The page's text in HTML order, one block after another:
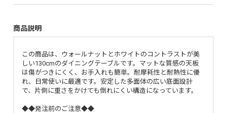
商品説明
この商品は、ウォールナットとホワイトのコントラストが美
しい130cmのダイニングテーブルです。マットな質感の天板
は傷がつきにくく、お手入れも簡単。耐摩耗性と耐熱性に優
れ、日常使いに最適です。安定した多面体の広い底面設計
で、片側に重さをかけても倒れにくい構造になっています。
◆◆発注前のご注意◆◆